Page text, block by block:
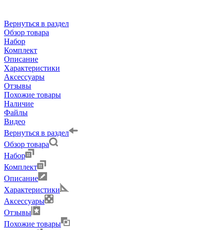
Вернуться в раздел
Обзор товара
Набор
Комплект
Описание
Характеристики
Аксессуары
Отзывы
Похожие товары
Наличие
Файлы
Видео
Вернуться в раздел
Обзор товара
Набор
Комплект
Описание
Характеристики
Аксессуары
Отзывы
Похожие товары